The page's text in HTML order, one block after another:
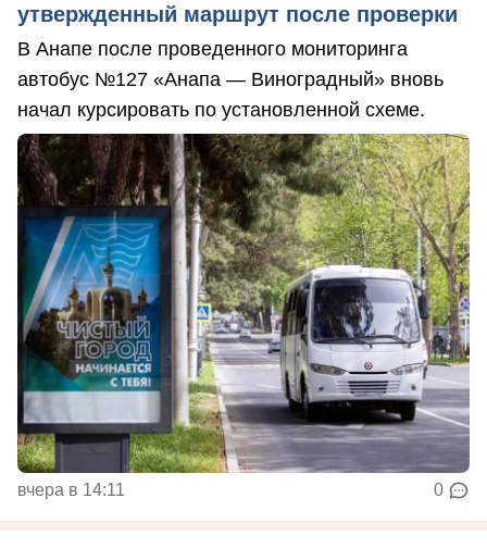
утвержденный маршрут после проверки
В Анапе после проведенного мониторинга
автобус №127 «Анапа — Виноградный» вновь
начал курсировать по установленной схеме.
вчера в 14:11 0